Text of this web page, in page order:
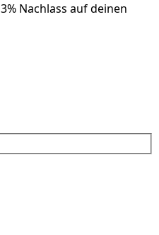
3% Nachlass auf deinen